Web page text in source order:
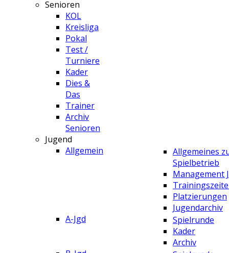
Senioren
KOL
Kreisliga
Pokal
Test /
Turniere
Kader
Dies &
Das
Trainer
Archiv
Senioren
Jugend
Allgemein
Allgemeines
Spielbetrieb
Management
Platzierungen
Jugendarchiv
A-Jgd
Spielrunde
Kader
Archiv